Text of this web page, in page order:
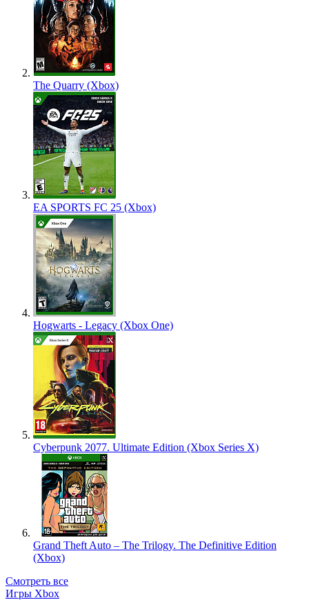
The Quarry (Xbox)
EA SPORTS FC 25 (Xbox)
Hogwarts - Legacy (Xbox One)
Cyberpunk 2077. Ultimate Edition (Xbox Series X)
Grand Theft Auto – The Trilogy. The Definitive Edition
(Xbox)
Смотреть все
Игры Xbox